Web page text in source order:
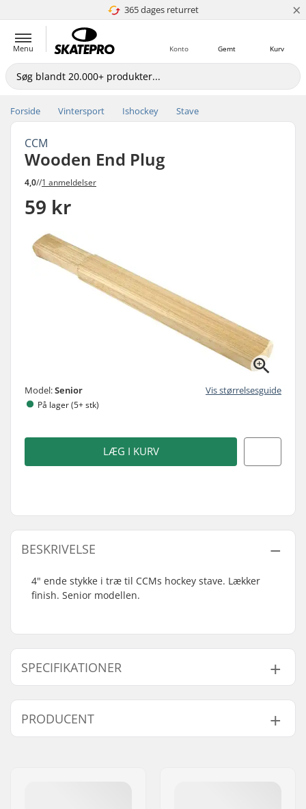
365 dages returret
4.8 ud af 5 ×
Menu Kurv
Gemt
Konto
Forside Vintersport Ishockey Stave
CCM
Wooden End Plug
4,0//1 anmeldelser
59 kr
Model:Senior Vis størrelsesguide
På lager (5+ stk)
LÆG I KURV
BESKRIVELSE
4" ende stykke i træ til CCMs hockey stave. Lækker
finish. Senior modellen.
SPECIFIKATIONER
Blad Materiale:
Træ
Stav Materiale:
PRODUCENT